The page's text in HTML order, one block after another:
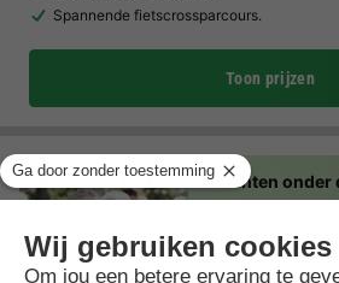
Spannende fietscrossparcours.
Toon prijzen
7 nachten onder
profiteer aan het